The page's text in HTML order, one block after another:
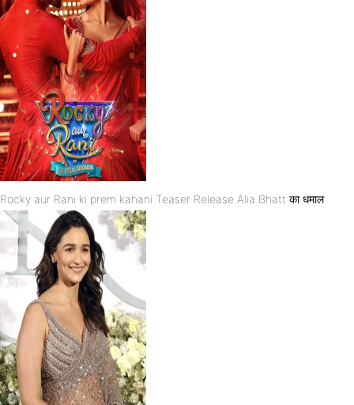
Rocky aur Rani ki prem kahani Teaser Release Alia Bhatt का धमाल